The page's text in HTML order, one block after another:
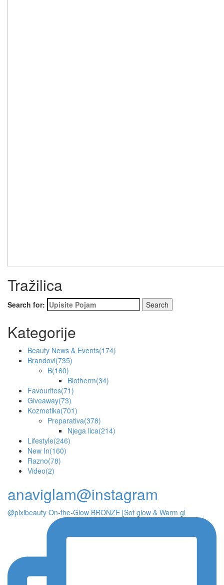
Tražilica
Search for:
Kategorije
Beauty News & Events(174)
Brandovi(735)
B(160)
Biotherm(34)
Favourites(71)
Giveaway(73)
Kozmetika(701)
Preparativa(378)
Njega lica(214)
Lifestyle(246)
New In(160)
Razno(78)
Video(2)
anaviglam@instagram
@pixibeauty On-the-Glow BRONZE [Sof glow & Warm gl